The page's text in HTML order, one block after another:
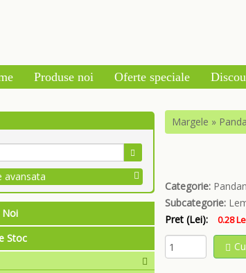
Produse noi Oferte speciale
avansata
Noi
Stoc
Margele »
Categorie:
Subcategorie:
Pret (Lei):
0.28